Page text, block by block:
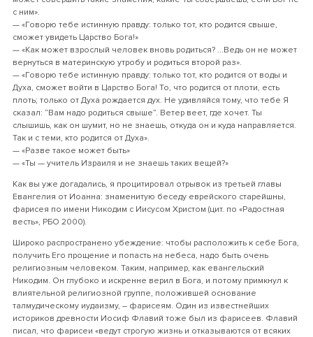
с ним».
— «Говорю тебе истинную правду: только тот, кто родится свыше,
сможет увидеть Царство Бога!»
— «Как может взрослый человек вновь родиться? ...Ведь он не может
вернуться в материнскую утробу и родиться второй раз».
— «Говорю тебе истинную правду: только тот, кто родится от воды и
Духа, сможет войти в Царство Бога! То, что родится от плоти, есть
плоть; только от Духа рождается дух. Не удивляйся тому, что тебе Я
сказал: “Вам надо родиться свыше”. Ветер веет, где хочет. Ты
слышишь, как он шумит, но не знаешь, откуда он и куда направляется.
Так и с теми, кто родится от Духа».
— «Разве такое может быть»
— «Ты — учитель Израиля и не знаешь таких вещей?»
Как вы уже догадались, я процитировал отрывок из третьей главы
Евангелия от Иоанна: знаменитую беседу еврейского старейшны,
фарисея по имени Никодим с Иисусом Христом (цит. по «Радостная
весть», РБО 2000).
Широко распространено убеждение: чтобы расположить к себе Бога,
получить Его прощение и попасть на небеса, надо быть очень
религиозным человеком. Таким, например, как евангельский
Никодим. Он глубоко и искренне верил в Бога, и потому примкнул к
влиятельной религиозной группе, положившей основание
талмудическому иудаизму, – фарисеям. Один из известнейших
историков древности Иосиф Флавий тоже был из фарисеев. Флавий
писал, что фарисеи «ведут строгую жизнь и отказываются от всяких